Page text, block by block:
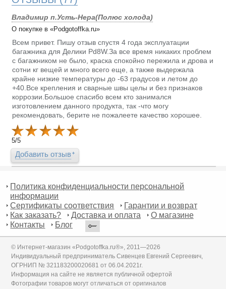
Владимир п.Усть-Нера(Полюс холода)
О покупке в «Podgotoffka.ru»
Всем привет. Пишу отзыв спустя 4 года эксплуатации
багажника для Делики Pd8W.За все время никаких проблем
с багажником не было, краска спокойно пережила и дрова и
сотни кг вещей и много всего еще, а также выдержала
крайне низкие температуры до -63 градусов и летом до
+40.Все крепления и сварные швы целы и без признаков
коррозии.Большое спасибо всем кто занимался
изготовлением данного продукта, так -что могу
рекомендовать, берите не пожалеете качество хорошее.
5/5
Добавить отзыв
Политика конфиденциальности персональной
информации
Сертификаты соответствия
Гарантии и возврат
Как заказать?
Доставка и оплата
О магазине
Контакты
Блог
© Интернет-магазин «Podgotoffka.ru®», 2011—2026
Индивидуальный предприниматель Сивенцев Евгений Сергеевич,
ОГРНИП № 321183200020681 от 06.04.2021г.
Информация на сайте не является публичной офертой
Фотографии товаров могут отличаться от оригиналов